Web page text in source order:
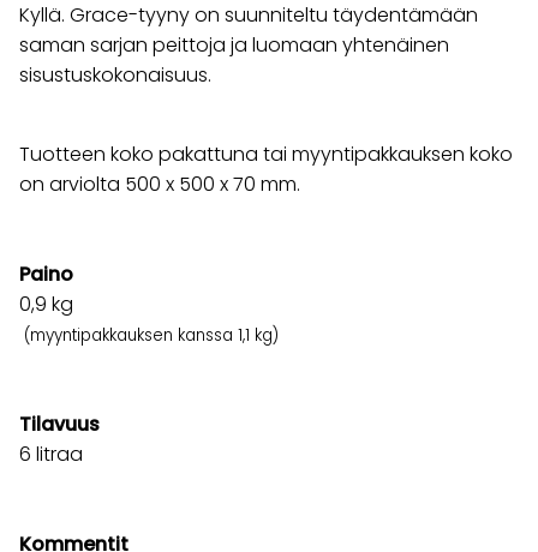
Kyllä. Grace-tyyny on suunniteltu täydentämään
saman sarjan peittoja ja luomaan yhtenäinen
sisustuskokonaisuus.
Tuotteen koko pakattuna tai myyntipakkauksen koko
on arviolta 500 x 500 x 70 mm.
Paino
0,9 kg
(myyntipakkauksen kanssa 1,1 kg)
Tilavuus
6 litraa
Kommentit